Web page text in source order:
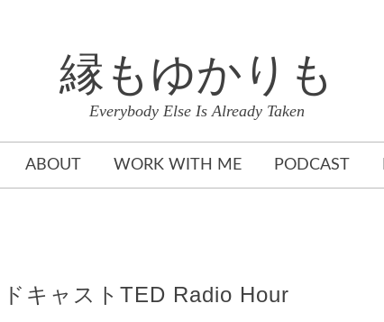
縁もゆかりも
Everybody Else Is Already Taken
ABOUT WORK WITH ME PODCAST
キャストTED Radio Hour